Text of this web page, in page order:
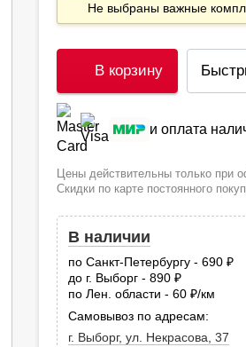
Не выбраны важные
В корзину
и оплата
Цены действительны только при
Скидки по карте постоянного
В наличии
по Санкт-Петербургу - 690
до г. Выборг - 890
по Лен. области - 60
руб.
/км
Самовывоз по адресам:
г. Выборг, ул. Некрасова, 37